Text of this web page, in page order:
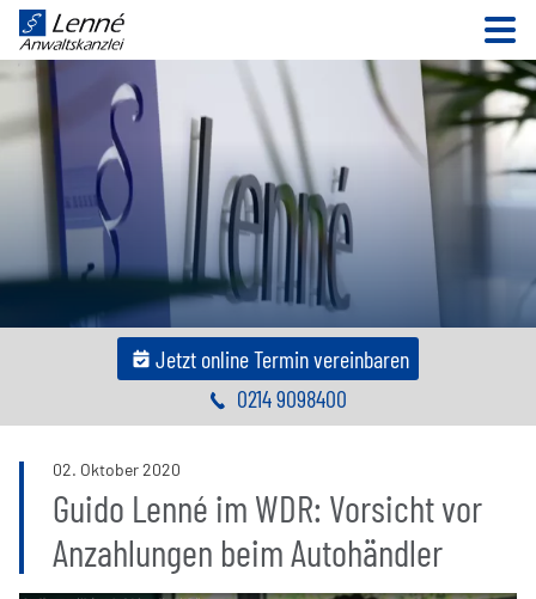
Jetzt online Termin vereinbaren
0214 9098400
02. Oktober2020
Guido Lenné im WDR: Vorsicht vor
Anzahlungen beim Autohändler